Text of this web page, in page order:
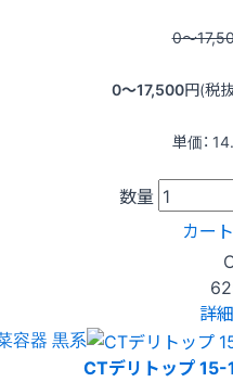
0〜
0〜17,500円(税
単価：
数量
カー
詳
容器 黒系
CTデリトップ